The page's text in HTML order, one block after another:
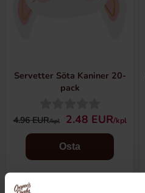
Servetter Söta Kaniner 20-
pack
4.96 EUR/kpl 2.48 EUR/kpl
Osta
-50%